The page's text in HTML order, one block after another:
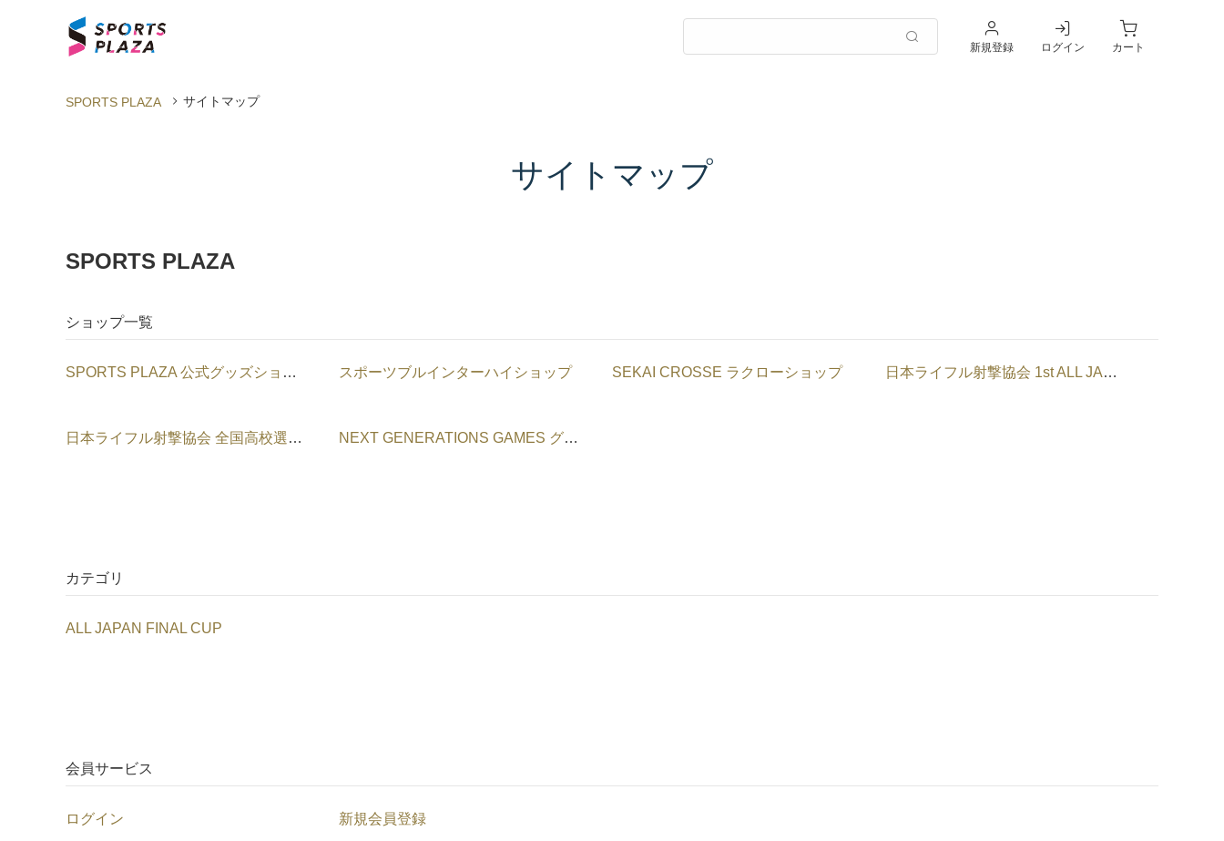
新規登録 ログイン カート
SPORTS PLAZA サイトマップ
サイトマップ
SPORTS PLAZA
ショップ一覧
SPORTS PLAZA 公式グッズショップ スポーツブルインターハイショップ SEKAI CROSSE ラクローショップ 日本ライフル射撃協会 1st ALL JAPAN FINAL CUP ショップ
日本ライフル射撃協会 全国高校選抜 ショップ NEXT GENERATIONS GAMES グッズショップ
カテゴリ
ALL JAPAN FINAL CUP
会員サービス
ログイン 新規会員登録